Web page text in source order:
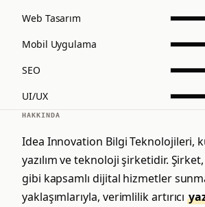
Web Tasarım
Mobil Uygulama
SEO
UI/UX
HAKKINDA
Idea Innovation Bilgi Teknolojileri,
yazılım ve teknoloji şirketidir.
gibi kapsamlı dijital hizmetler
yaklaşımlarıyla, verimlilik artırıcı